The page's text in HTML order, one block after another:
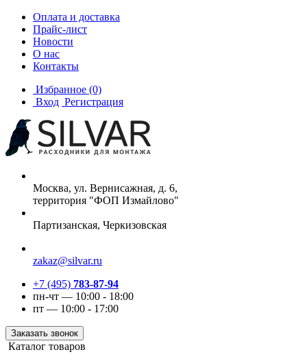
Оплата и доставка
Прайс-лист
Новости
О нас
Контакты
Избранное (0)
Вход Регистрация
Москва, ул. Вернисажная, д. 6,
территория "ФОП Измайлово"
Партизанская, Черкизовская
zakaz@silvar.ru
+7 (495) 783-87-94
пн-чт — 10:00 - 18:00
пт — 10:00 - 17:00
Заказать звонок
Каталог товаров